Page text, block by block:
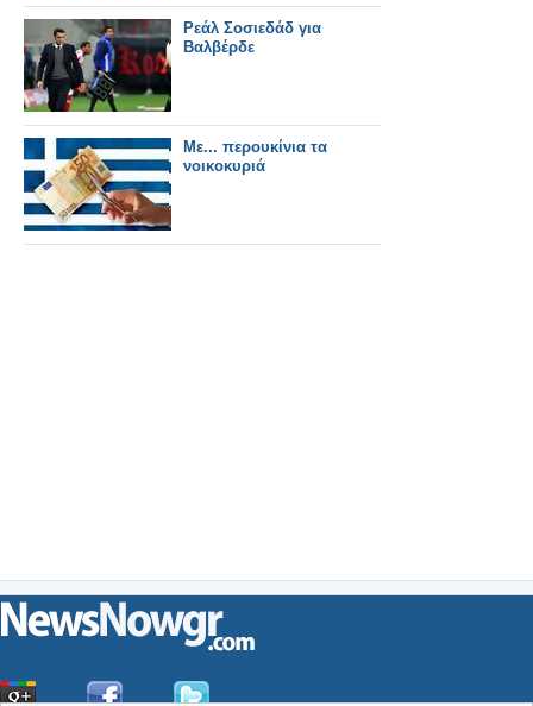
Ρεάλ Σοσιεδάδ για
Βαλβέρδε
Με... περουκίνια τα
νοικοκυριά